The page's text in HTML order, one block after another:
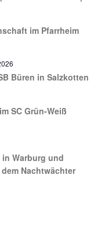
im Pfarrheim
Büren in Salzkotten
SC Grün-Weiß
Warburg und
Nachtwächter